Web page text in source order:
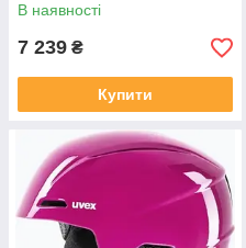
В наявності
7 239 ₴
Купити